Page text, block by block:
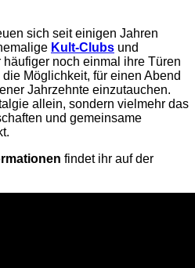
sich seit einigen Jahren
Kult-Clubs und
häufiger noch einmal ihre Türen
Möglichkeit, für einen Abend
Jahrzehnte einzutauchen.
allein, sondern vielmehr das
und gemeinsame
findet ihr auf der